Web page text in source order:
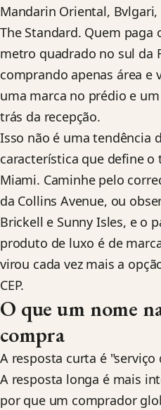
Mandarin Oriental, Bvlgari,
The Standard. Quem paga
metro quadrado no sul da
comprando apenas área e
uma marca no prédio e
trás da recepção.
Isso não é uma tendência
característica que define
Miami. Caminhe pelo
da Collins Avenue, ou
Brickell e Sunny Isles, e o
produto de luxo é de
virou cada vez mais a
CEP.
O que um nome
compra
A resposta curta é
A resposta longa é mais
por que um comprador